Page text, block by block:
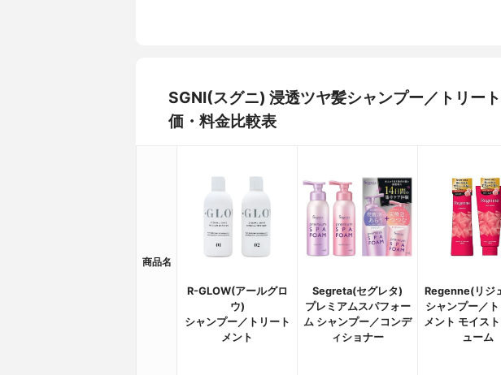
SGNI(スグニ) 浸透ツヤ髪シャンプー／トリー
価・料金比較表
商品名
R-GLOW(アールグロ
ウ)
シャンプー／トリート
メント
Segreta(セグレタ)
プレミアムスパフォー
ム シャンプー／コンデ
ィショナー
Regenne(リジ
シャンプー／ト
メント モイス
ューム